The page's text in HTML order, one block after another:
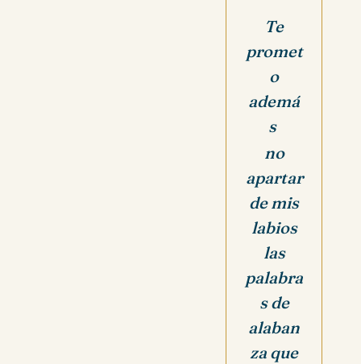
Te
promet
o
ademá
s
no
apartar
de mis
labios
las
palabra
s de
alaban
za que